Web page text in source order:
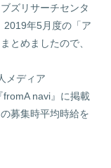
ズリサーチセンタ
2019年5月度の「ア
とめましたので、
メディア
fromA navi』に掲載
募集時平均時給を